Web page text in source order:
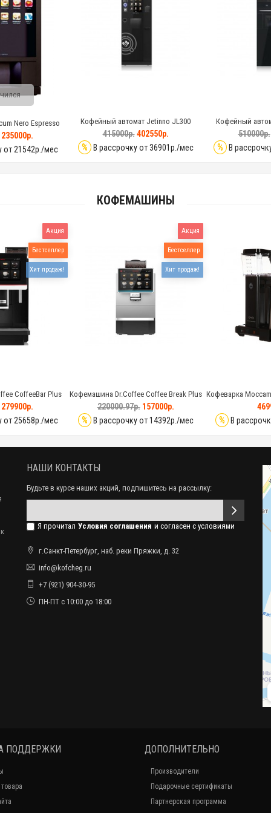
Nero Espresso
от 21542р./мес
Кофейный автомат Jetinno JL300
415000р.402550р.
% В рассрочку от 36901р./мес
Кофейный
510000р.
% В
КОФЕМАШИНЫ
Акция
Бестселлер
Хит продаж!
CoffeeBar Plus
от 25658р./мес
Акция
Бестселлер
Хит продаж!
Кофемашина Dr.Coffee Coffee Break Plus
PRO
220000.97р.157000р.
% В рассрочку от 14392р./мес
Кофеварка
% В
НАШИ КОНТАКТЫ
Будьте в курсе наших акций, подпишитесь на рассылку:
Я прочитал Условия соглашения и согласен с условиями
г.Санкт-Петербург, наб. реки Пряжки, д. 32
info@kofcheg.ru
+7 (921) 904-30-95
ПН-ПТ с 10:00 до 18:00
ПОДДЕРЖКИ ДОПОЛНИТЕЛЬНО
Производители
Подарочные сертификаты
Партнерская программа